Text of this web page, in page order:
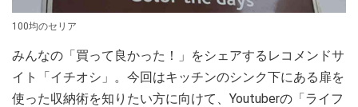
100均のセリア
みんなの「買って良かった！」をシェアするレコメンドサ
イト「イチオシ」。今回はキッチンのシンク下にある扉を
使った収納術を知りたい方に向けて、Youtuberの「ライフ